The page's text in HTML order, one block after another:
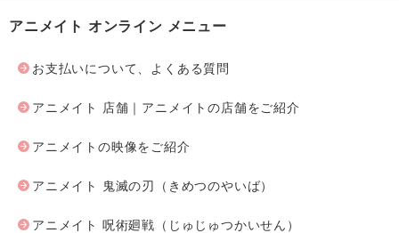
アニメイト オンライン メニュー
お支払いについて、よくある質問
アニメイト 店舗｜アニメイトの店舗をご紹介
アニメイトの映像をご紹介
アニメイト 鬼滅の刃（きめつのやいば）
アニメイト 呪術廻戦（じゅじゅつかいせん）